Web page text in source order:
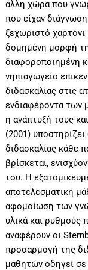
άλλη χώρα που
που είχαν
ξεχωριστό χαρτόνι
δομημένη μορφή
διαφοροποιημένη
νηπιαγωγείο
διδασκαλίας στις
ενδιαφέροντα των
η ανάπτυξή τους
(2001)
διδασκαλίας κάθε
βρίσκεται,
του. Η
αποτελεσματική
αφομοίωση των
υλικά και ρυθμούς
αναφέρουν οι
προσαρμογή της
μαθητών οδηγεί σε